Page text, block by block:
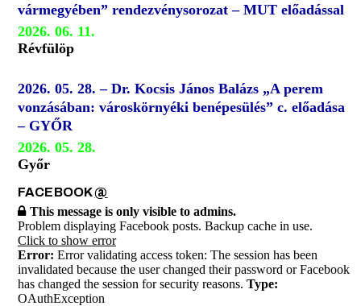
vármegyében” rendezvénysorozat – MUT előadással
2026. 06. 11.
Révfülöp
2026. 05. 28. – Dr. Kocsis János Balázs „A perem
vonzásában: városkörnyéki benépesülés” c. előadása
– GYŐR
2026. 05. 28.
Győr
FACEBOOK@
This message is only visible to admins.
Problem displaying Facebook posts. Backup cache in use.
Click to show error
Error: Error validating access token: The session has been
invalidated because the user changed their password or Facebook
has changed the session for security reasons. Type:
OAuthException